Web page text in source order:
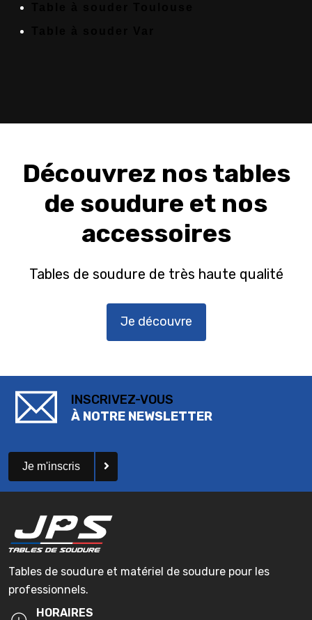
Découvrez nos tables
de soudure et nos
accessoires
Tables de soudure de très haute qualité
Je découvre
INSCRIVEZ-VOUS
À NOTRE NEWSLETTER
Je m'inscris
Tables de soudure et matériel de soudure pour les
professionnels.
HORAIRES